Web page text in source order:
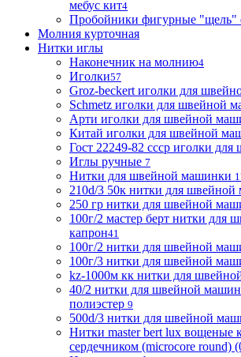
мебус кит4
Пробойники фигурные "щель"
Молния курточная
Нитки иглы
Наконечник на молнию4
Иголки57
Groz-beckert иголки для
Schmetz иголки для швейной
Арти иголки для швейной
Китай иголки для швейной
Гост 22249-82 ссср иголки
Иглы ручные 7
Нитки для швейной машинки
210d/3 50к нитки для
250 гр нитки для швейной
100г/2 мастер берт нитки для
капрон41
100г/2 нитки для швейной
100г/3 нитки для швейной
kz-1000м кк нитки для
40/2 нитки для швейной
полиэстер 9
500d/3 нитки для швейной
Нитки master bert lux вощеные
сердечником (microcore round)